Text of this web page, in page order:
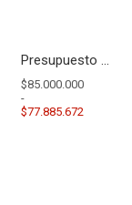
Presupuesto - Ingresos
$85.000.000
-
$77.885.672